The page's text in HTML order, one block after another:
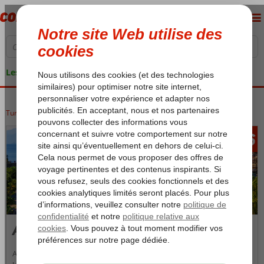
Les garanties de vacances
Turquie Riviera Turque Antalya
àpd 366
Antalya
Antalya, aussi appelée la perle de la Riviera turque, est la capitale de